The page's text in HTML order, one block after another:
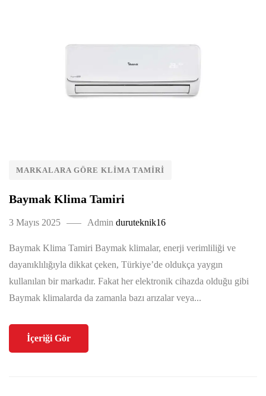
MARKALARA GÖRE KLIMA TAMIRI
Baymak Klima Tamiri
3 Mayıs 2025 Admin duruteknik16
Baymak Klima Tamiri Baymak klimalar, enerji verimliliği ve
dayanıklılığıyla dikkat çeken, Türkiye’de oldukça yaygın
kullanılan bir markadır. Fakat her elektronik cihazda olduğu gibi
Baymak klimalarda da zamanla bazı arızalar veya...
İçeriği Gör